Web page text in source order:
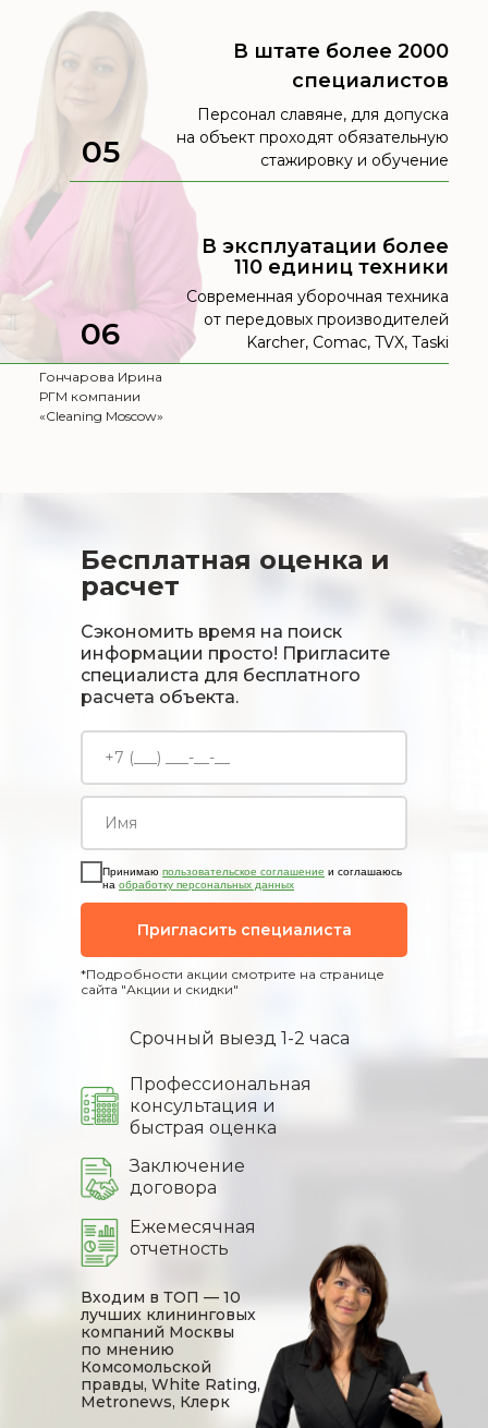
Современная уборочная техника
от передовых производителей
Karcher, Comac, TVX, Taski
В эксплуатации более
110 единиц техники
В штате более 2000
специалистов
Персонал славяне, для допуска
на объект проходят обязательную
стажировку и обучение
Гончарова Ирина
РГМ компании
«Cleaning Moscow»
06
05
Бесплатная оценка и
расчет
Принимаю пользовательское соглашение и соглашаюсь
на обработку персональных данных
Пригласить специалиста
Сэкономить время на поиск
информации просто! Пригласите
специалиста для бесплатного
расчета объекта.
Срочный выезд 1-2 часа
Профессиональная
консультация и
быстрая оценка
Входим в ТОП — 10
лучших клининговых
компаний Москвы
по мнению
Комсомольской
правды, White Rating,
Metronews, Клерк
Ежемесячная
отчетность
Заключение
договора
*Подробности акции смотрите на странице
сайта "Акции и скидки"